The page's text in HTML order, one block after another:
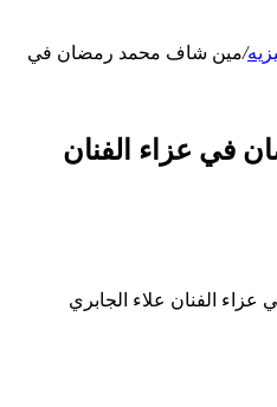
/مين شاف محمد رمضان في
في عزاء الفنان
الفنان علاء الجابري